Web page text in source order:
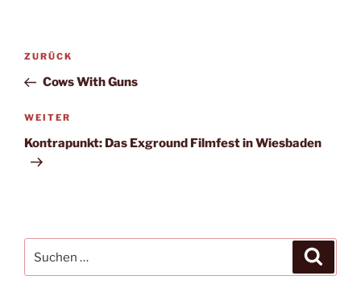
Beitragsnavigation
Vorheriger
Beitrag
ZURÜCK
Cows With Guns
Nächster
Beitrag
WEITER
Kontrapunkt: Das Exground Filmfest in Wiesbaden
nach: